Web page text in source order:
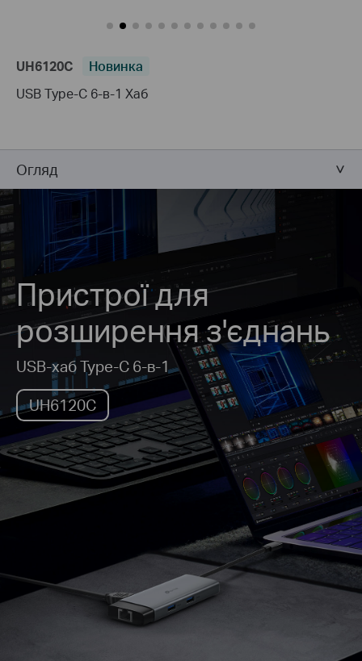
UH6120C
Новинка
USB Type-C 6-в-1 Хаб
Огляд
Пристрої для
розширення з'єднань
USB-хаб Type-C 6-в-1
UH6120C